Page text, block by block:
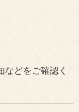
どをご確認く